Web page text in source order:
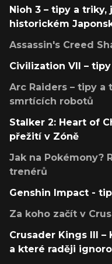
Nioh 3 – tipy a
historickém
Assassin's Creed
Civilization VII –
Arc Raiders – tipy a
smrtících robotů
Stalker 2: Heart of
přežití v Zóně
Jak na Pokémony?
trenérů
Genshin Impact -
Za koho začít v
Crusader Kings III
a které raději